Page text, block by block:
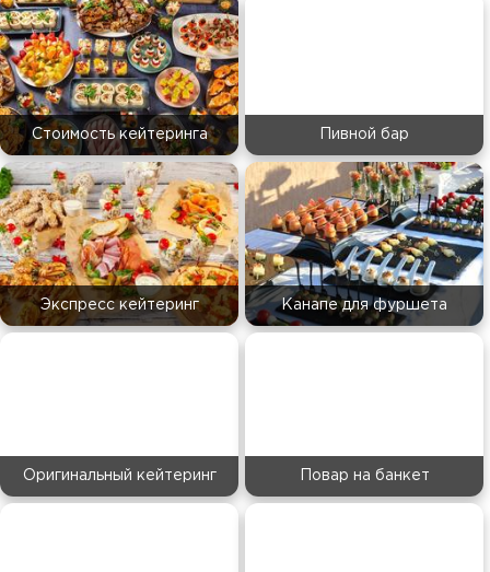
Стоимость кейтеринга Пивной бар
Экспресс кейтеринг Канапе для фуршета
Оригинальный кейтеринг Повар на банкет